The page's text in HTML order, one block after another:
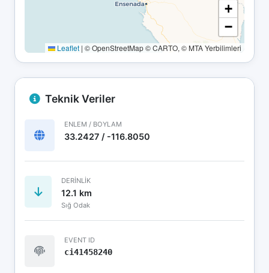
+
−
Leaflet | © OpenStreetMap © CARTO, © MTA Yerbilimleri
Teknik Veriler
ENLEM / BOYLAM
33.2427 / -116.8050
DERINLIK
12.1 km
Sığ Odak
EVENT ID
ci41458240